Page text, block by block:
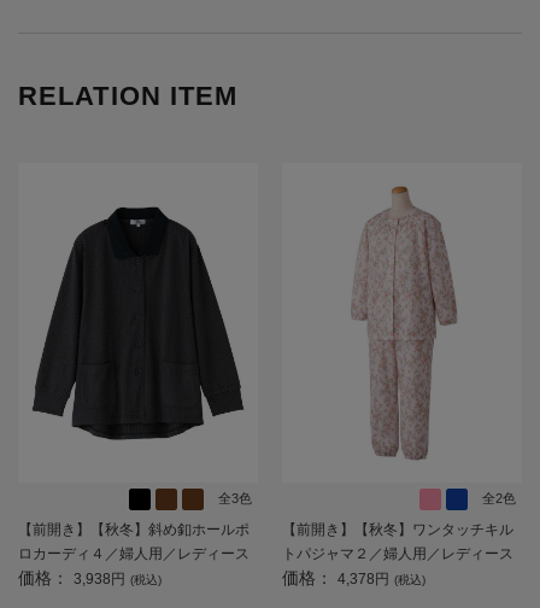
RELATION ITEM
全3色
【前開き】【秋冬】斜め釦ホールポ
ロカーディ４／婦人用／レディース
／高齢者／シニア／介護／お出かけ
価格： 3,938円 (税込)
全2色
【前開き】【秋冬】ワンタッチキル
トパジャマ２／婦人用／レディース
／高齢者／シニア／寝巻／ギフト／
価格： 4,378円 (税込)